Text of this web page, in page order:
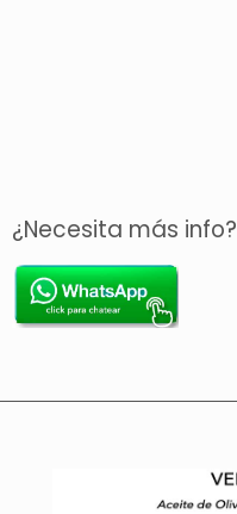
¿Necesita más info?